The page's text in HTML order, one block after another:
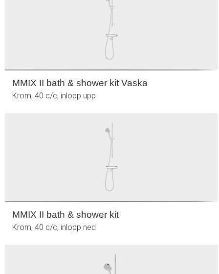
MMIX II bath & shower kit Vaska
Krom, 40 c/c, inlopp upp
MMIX II bath & shower kit
Krom, 40 c/c, inlopp ned